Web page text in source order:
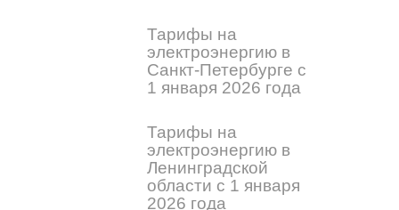
Тарифы на
электроэнергию в
Санкт-Петербурге с
1 января 2026 года
Тарифы на
электроэнергию в
Ленинградской
области с 1 января
2026 года